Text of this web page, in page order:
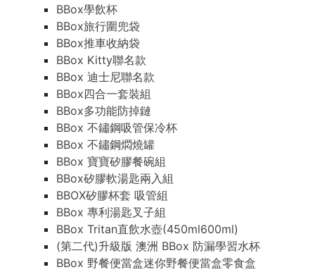
BBox學飲杯
BBox旅行圍兜袋
BBox推車收納袋
BBox Kitty聯名款
BBox 迪士尼聯名款
BBox四合一套裝組
BBox多功能防掉鏈
BBox 不鏽鋼吸管保冷杯
BBox 不鏽鋼燜燒罐
BBox 寶寶矽膠餐碗組
BBox矽膠軟湯匙兩入組
BBOX矽膠杯套 吸管組
BBox 專利湯匙叉子組
BBox Tritan直飲水壺(450ml600ml)
(第二代)升級版 澳洲 BBox 防漏學習水杯
BBox 野餐便當盒迷你野餐便當盒零食盒